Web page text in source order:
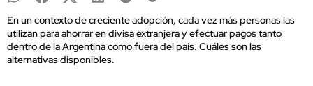
En un contexto de creciente adopción, cada vez más personas las
utilizan para ahorrar en divisa extranjera y efectuar pagos tanto
dentro de la Argentina como fuera del país. Cuáles son las
alternativas disponibles.